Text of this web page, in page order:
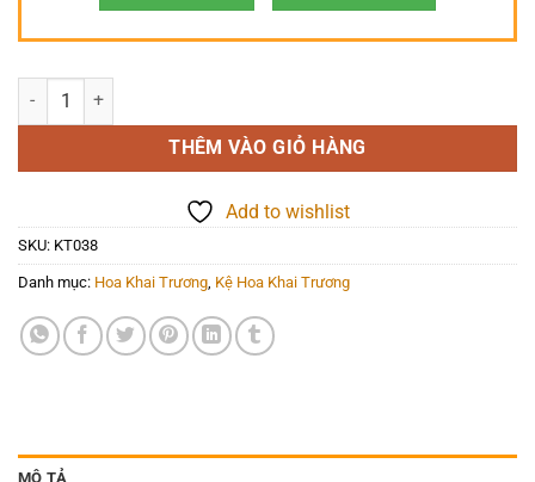
Hoa Khai Trương - Vạn Sự Như Ý - KT038 số lượng
THÊM VÀO GIỎ HÀNG
Add to wishlist
SKU: KT038
Danh mục: Hoa Khai Trương Kệ Hoa Khai Trương
MÔ TẢ